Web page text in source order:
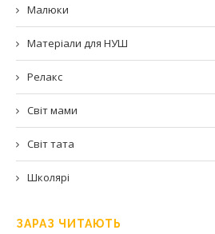
Малюки
Матеріали для НУШ
Релакс
Світ мами
Світ тата
Школярі
ЗАРАЗ ЧИТАЮТЬ